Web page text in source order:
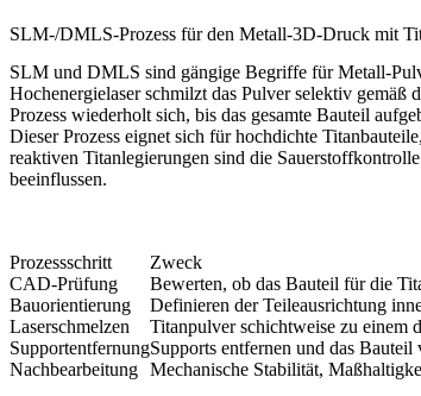
SLM-/DMLS-Prozess für den Metall-3D-Druck mit
SLM und DMLS sind gängige Begriffe für Metall-
Hochenergielaser schmilzt das Pulver selektiv
Prozess wiederholt sich, bis das gesamte Bauteil
Dieser Prozess eignet sich für hochdichte
reaktiven Titanlegierungen sind die
beeinflussen.
Prozessschritt Zweck
CAD-Prüfung
Bewerten, ob das Bauteil für die
Bauorientierung
Definieren der Teileausrichtung
Laserschmelzen
Titanpulver schichtweise zu einem
SupportentfernungSupports entfernen und das Bauteil
Nachbearbeitung Mechanische Stabilität,